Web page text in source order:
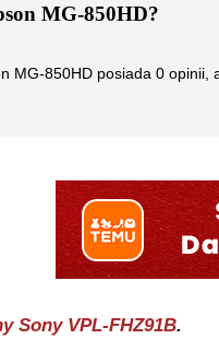
MG-850HD?
MG-850HD posiada 0 opinii,
Sony VPL-FHZ91B.